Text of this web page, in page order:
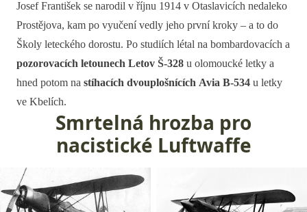
Josef František se narodil v říjnu 1914 v Otaslavicích nedaleko
Prostějova, kam po vyučení vedly jeho první kroky – a to do
Školy leteckého dorostu. Po studiích létal na bombardovacích a
pozorovacích letounech Letov Š-328 u olomoucké letky a
hned potom na stíhacích dvouplošnících Avia B-534 u letky
ve Kbelích.
Smrtelná hrozba pro
nacistické Luftwaffe